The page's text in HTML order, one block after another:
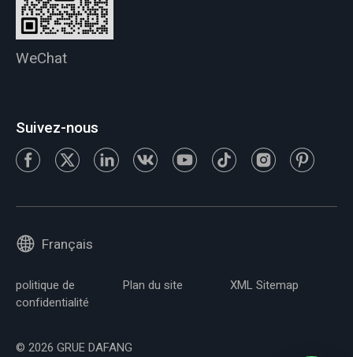
WeChat
Suivez-nous
Français
politique de
confidentialité
Plan du site XML Sitemap
© 2026 GRUE DAFANG